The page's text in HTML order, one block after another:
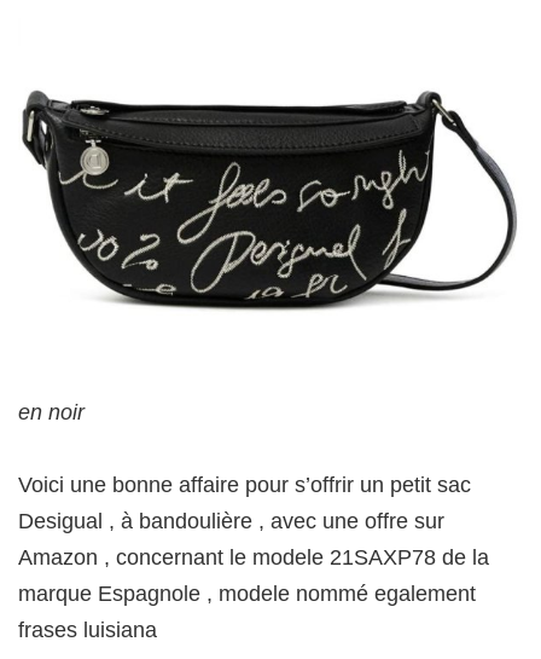
en noir
Voici une bonne affaire pour s’offrir un petit sac
Desigual , à bandoulière , avec une offre sur
Amazon , concernant le modele 21SAXP78 de la
marque Espagnole , modele nommé egalement
frases luisiana